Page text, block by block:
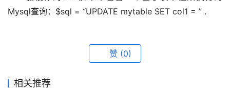
Mysql查询：$sql = “UPDATE mytable SET col1 = ” .
赞 (0)
相关推荐